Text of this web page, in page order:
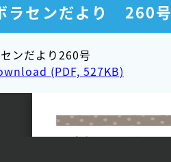
ラセンだより 260号
ンだより260号
(PDF, 527KB)